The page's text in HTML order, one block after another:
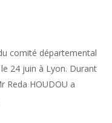
comité départemental
24 juin à Lyon. Durant
Reda HOUDOU a